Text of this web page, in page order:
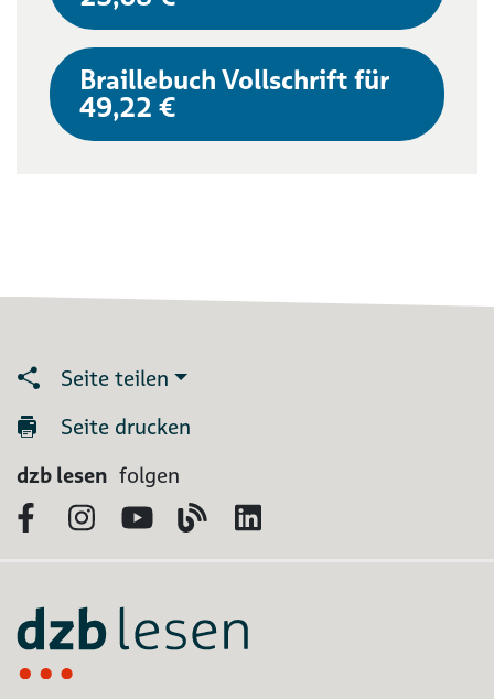
Braillebuch Vollschrift für
49,22 €
Seite teilen
Seite drucken
dzb lesen folgen
FacebookInstagram
YouTubeBlog